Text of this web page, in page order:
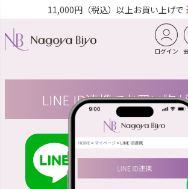
11,000円（税込）以上お買い上げで
ログイン
LINE ID連携でお買い物
LINE ID連携で
スムーズに